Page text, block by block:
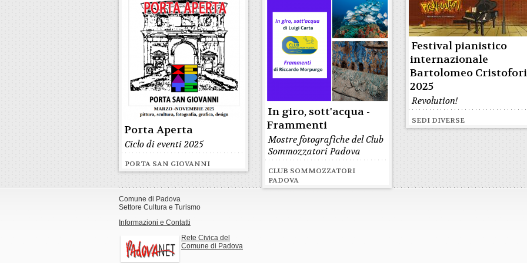
Porta Aperta
Ciclo di eventi 2025
PORTA SAN GIOVANNI
In giro, sott'acqua -
Frammenti
Mostre fotografiche del Club
Sommozzatori Padova
CLUB SOMMOZZATORI
PADOVA
Festival pianistico
internazionale
Bartolomeo Cristofori
2025
Revolution!
SEDI DIVERSE
Comune di Padova
Settore Cultura e Turismo
Informazioni e Contatti
Rete Civica del
Comune di Padova